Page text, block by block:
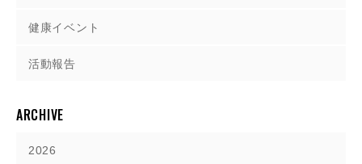
健康イベント
活動報告
ARCHIVE
2026